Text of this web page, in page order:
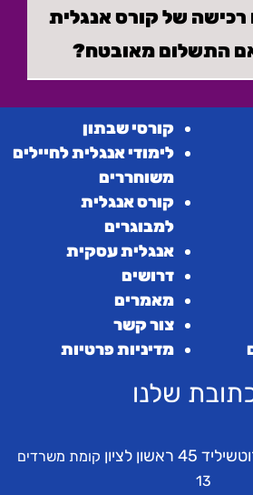
רכישה של קורס אנגלית
התשלום מאובטח?
קורסי שבתון
לימודי אנגלית לחיילים
משוחררים
קורס אנגלית
למבוגרים
אנגלית עסקית
דרושים
מאמרים
צור קשר
מדיניות פרטיות
שלנו
לציון
קומת משרדים
13